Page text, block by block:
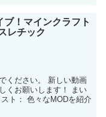
ブ！マインクラフト
レチック
ください。 新しい動画
くお願いします！ まい
ト： 色々なMODを紹介